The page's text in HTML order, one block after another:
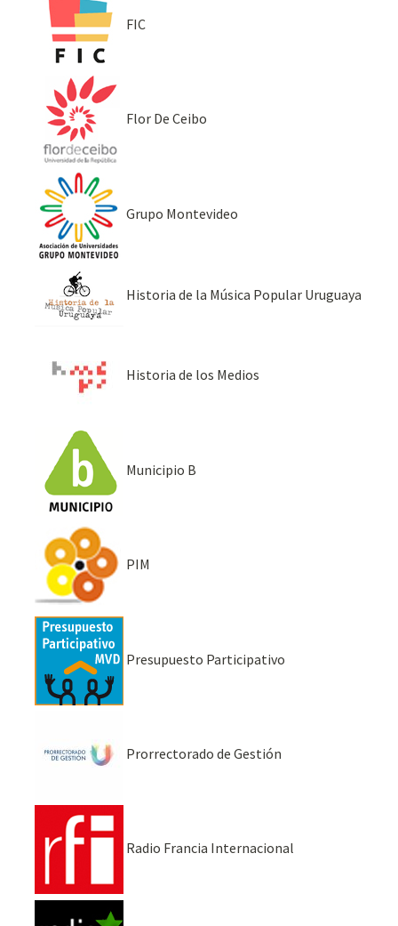
FIC
Flor De Ceibo
Grupo Montevideo
Historia de la Música Popular Uruguaya
Historia de los Medios
Municipio B
PIM
Presupuesto Participativo
Prorrectorado de Gestión
Radio Francia Internacional